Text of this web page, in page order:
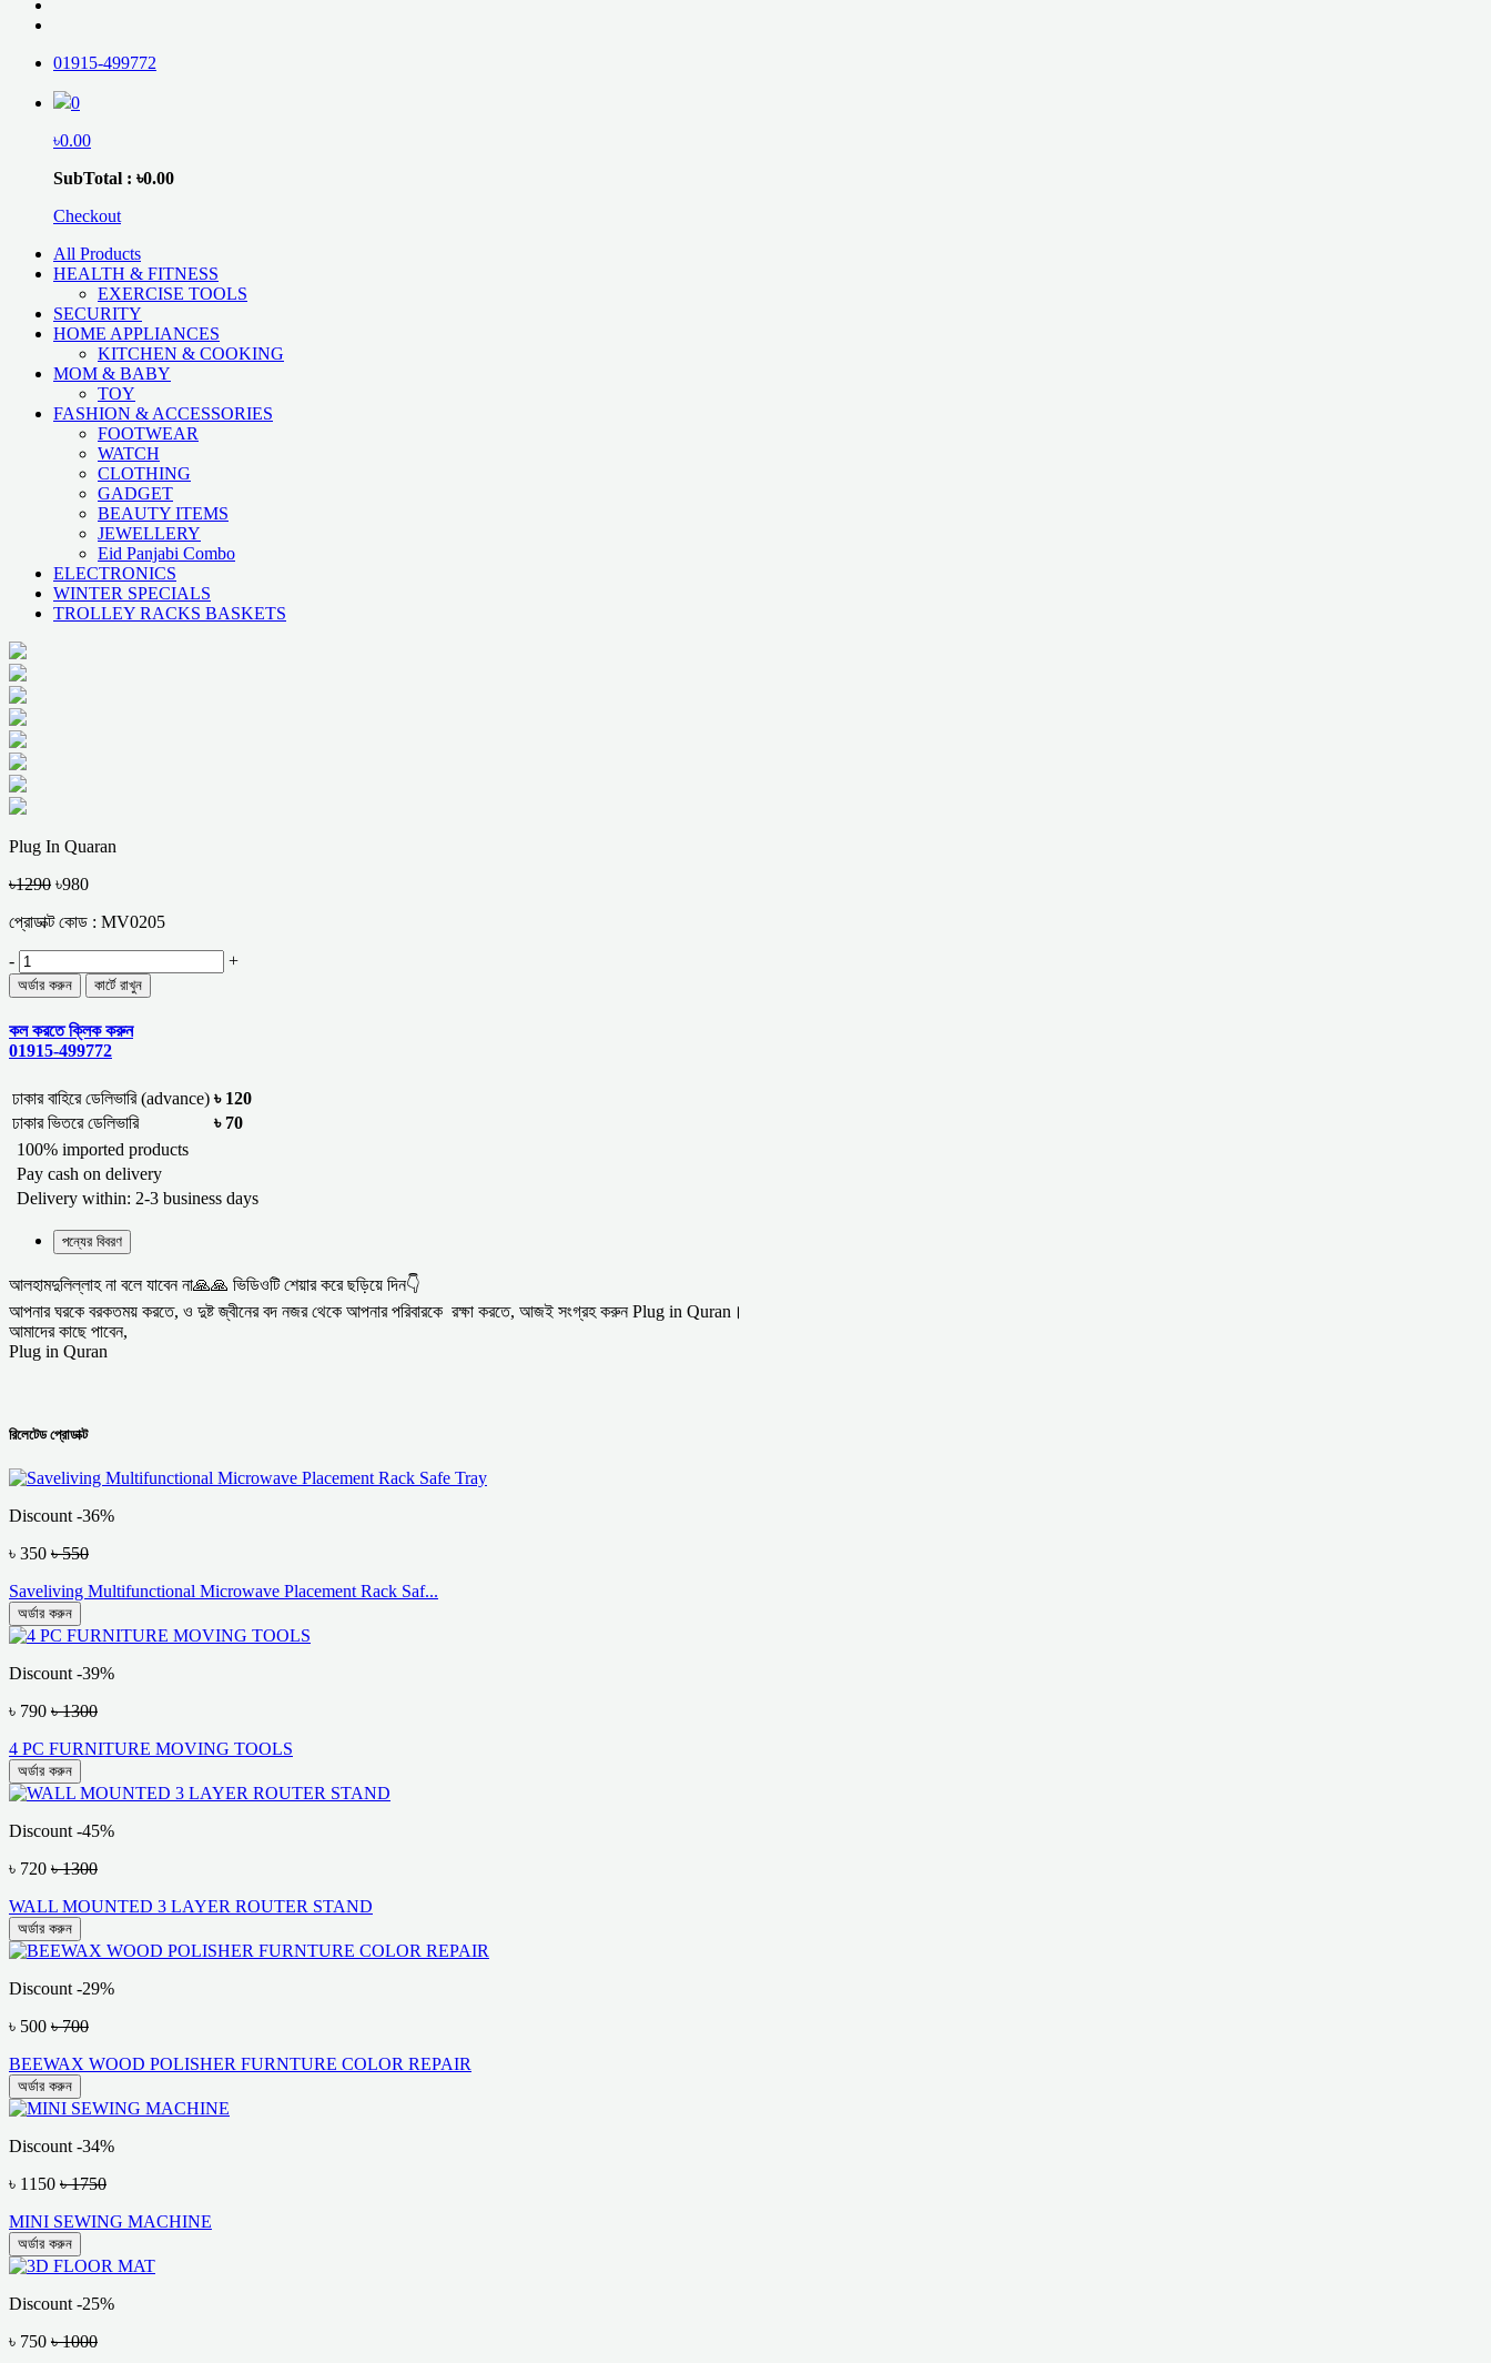
01915-499772
0
৳0.00
SubTotal : ৳0.00
Checkout
All Products
HEALTH & FITNESS
EXERCISE TOOLS
SECURITY
HOME APPLIANCES
KITCHEN & COOKING
MOM & BABY
TOY
FASHION & ACCESSORIES
FOOTWEAR
WATCH
CLOTHING
GADGET
BEAUTY ITEMS
JEWELLERY
Eid Panjabi Combo
ELECTRONICS
WINTER SPECIALS
TROLLEY RACKS BASKETS
Plug In Quaran
৳1290 ৳980
প্রোডাক্ট কোড : MV0205
- +
কল করতে ক্লিক করুন
01915-499772
ঢাকার বাহিরে ডেলিভারি (advance) ৳ 120
ঢাকার ভিতরে ডেলিভারি
৳ 70
100% imported products
Pay cash on delivery
Delivery within: 2-3 business days
পন্যের বিবরণ
আলহামদুলিল্লাহ না বলে যাবেন না🙏🙏 ভিডিওটি শেয়ার করে ছড়িয়ে দিন👇
আপনার ঘরকে বরকতময় করতে, ও দুষ্ট জ্বীনের বদ নজর থেকে আপনার পরিবারকে রক্ষা করতে, আজই সংগ্রহ করুন Plug in Quran।
আমাদের কাছে পাবেন,
Plug in Quran
রিলেটেড প্রোডাক্ট
Discount -36%
৳ 350 ৳ 550
Saveliving Multifunctional Microwave Placement Rack Saf...
অর্ডার করুন
Discount -39%
৳ 790 ৳ 1300
4 PC FURNITURE MOVING TOOLS
অর্ডার করুন
Discount -45%
৳ 720 ৳ 1300
WALL MOUNTED 3 LAYER ROUTER STAND
অর্ডার করুন
Discount -29%
৳ 500 ৳ 700
BEEWAX WOOD POLISHER FURNTURE COLOR REPAIR
অর্ডার করুন
Discount -34%
৳ 1150 ৳ 1750
MINI SEWING MACHINE
অর্ডার করুন
Discount -25%
৳ 750 ৳ 1000